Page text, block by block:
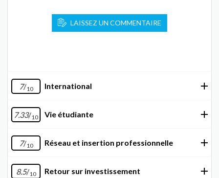
LAISSEZ UN COMMENTAIRE
7/10 International
7.33/10 Vie étudiante
7/10 Réseau et insertion professionnelle
8.5/10 Retour sur investissement